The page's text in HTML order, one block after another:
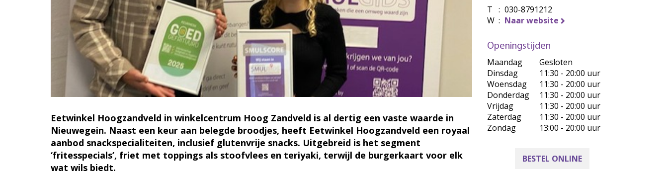
Eetwinkel Hoogzandveld in winkelcentrum Hoog Zandveld is al dertig een vaste waarde in
Nieuwegein. Naast een keur aan belegde broodjes, heeft Eetwinkel Hoogzandveld een royaal
aanbod snackspecialiteiten, inclusief glutenvrije snacks. Uitgebreid is het segment
‘fritesspecials’, friet met toppings als stoofvlees en teriyaki, terwijl de burgerkaart voor elk
wat wils biedt.
T : 030-8791212
W : Naar website
Openingstijden
Maandag
Gesloten
Dinsdag
11:30 - 20:00 uur
Woensdag
11:30 - 20:00 uur
Donderdag
11:30 - 20:00 uur
Vrijdag
11:30 - 20:00 uur
Zaterdag
11:30 - 20:00 uur
Zondag
13:00 - 20:00 uur
BESTEL ONLINE